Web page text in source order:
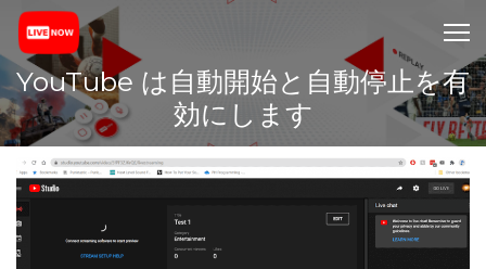
YouTube は自動開始と自動停止を有
効にします